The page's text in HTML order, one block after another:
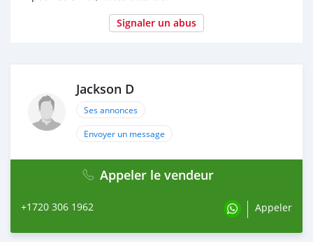
Signaler un abus
Jackson D
Ses annonces
Envoyer un message
Appeler le vendeur
+1720 306 1962 Appeler